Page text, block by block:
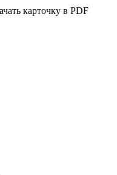
карточку в PDF